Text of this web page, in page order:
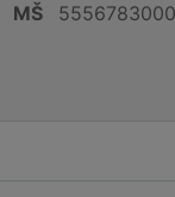
MŠ 5556783000